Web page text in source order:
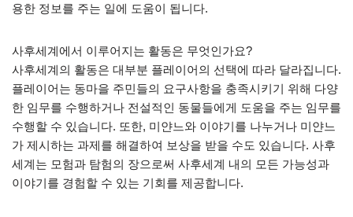
용한 정보를 주는 일에 도움이 됩니다.
사후세계에서 이루어지는 활동은 무엇인가요?
사후세계의 활동은 대부분 플레이어의 선택에 따라 달라집니다.
플레이어는 동마을 주민들의 요구사항을 충족시키기 위해 다양
한 임무를 수행하거나 전설적인 동물들에게 도움을 주는 임무를
수행할 수 있습니다. 또한, 미얀느와 이야기를 나누거나 미얀느
가 제시하는 과제를 해결하여 보상을 받을 수도 있습니다. 사후
세계는 모험과 탐험의 장으로써 사후세계 내의 모든 가능성과
이야기를 경험할 수 있는 기회를 제공합니다.